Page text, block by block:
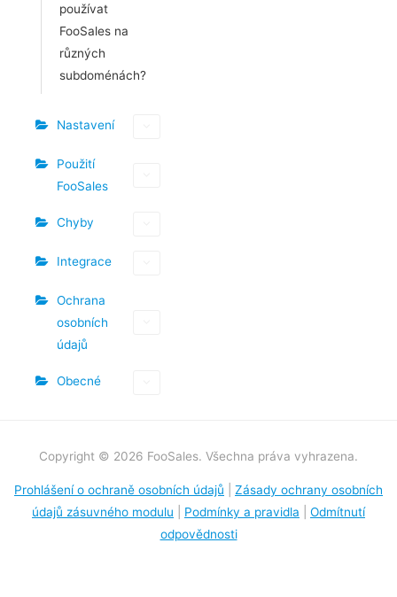
používat
FooSales na
různých
subdoménách?
Nastavení
Použití
FooSales
Chyby
Integrace
Ochrana
osobních
údajů
Obecné
Copyright © 2026 FooSales. Všechna práva vyhrazena.
Prohlášení o ochraně osobních údajů
Zásady ochrany osobních
údajů zásuvného modulu
Podmínky a pravidla
Odmítnutí
odpovědnosti